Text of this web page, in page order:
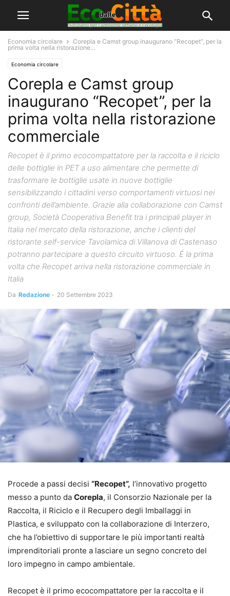
Economia circolare
Corepla e Camst group inaugurano “Recopet”, per la
prima volta nella ristorazione...
Economia circolare
Corepla e Camst group
inaugurano “Recopet”, per la
prima volta nella ristorazione
commerciale
Recopet è il primo ecocompattatore per la raccolta e il riciclo
delle bottiglie in PET a uso alimentare che permette di
trasformare le bottiglie usate in nuove bottiglie
sensibilizzando i cittadini verso comportamenti virtuosi nei
confronti dell’ambiente. Grazie alla collaborazione con Camst
group, Società Cooperativa Benefit tra i principali player in
Italia nel mercato della ristorazione, anche i clienti del
ristorante self-service Tavolamica di Villanova di Castenaso
potranno partecipare a questo circuito virtuoso. É la prima
volta che Recopet arriva nella ristorazione commerciale in
Italia
Da Redazione - 20 Settembre 2023
Procede a passi decisi “Recopet”, l’innovativo progetto
messo a punto da Corepla, il Consorzio Nazionale per la
Raccolta, il Riciclo e il Recupero degli Imballaggi in
Plastica, e sviluppato con la collaborazione di Interzero,
che ha l’obiettivo di supportare le più importanti realtà
imprenditoriali pronte a lasciare un segno concreto del
loro impegno in campo ambientale.
Recopet è il primo ecocompattatore per la raccolta e il